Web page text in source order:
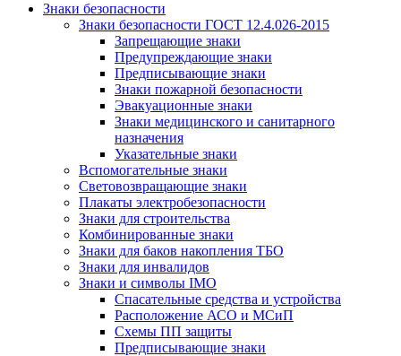
Знаки безопасности
Знаки безопасности ГОСТ 12.4.026-2015
Запрещающие знаки
Предупреждающие знаки
Предписывающие знаки
Знаки пожарной безопасности
Эвакуационные знаки
Знаки медицинского и санитарного
назначения
Указательные знаки
Вспомогательные знаки
Световозвращающие знаки
Плакаты электробезопасности
Знаки для строительства
Комбинированные знаки
Знаки для баков накопления ТБО
Знаки для инвалидов
Знаки и символы IMO
Спасательные средства и устройства
Расположение АСО и МСиП
Схемы ПП защиты
Предписывающие знаки